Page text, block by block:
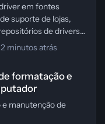
em fontes
suporte de lojas,
de drivers
de links
vale testar
modo padrão do
Em muitos
com as
2 minutos atrás
formatação e
manutenção de